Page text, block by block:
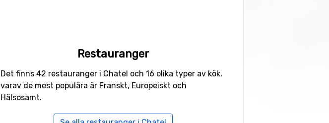
Restauranger
Det finns 42 restauranger i Chatel och 16 olika typer av kök,
varav de mest populära är Franskt, Europeiskt och
Hälsosamt.